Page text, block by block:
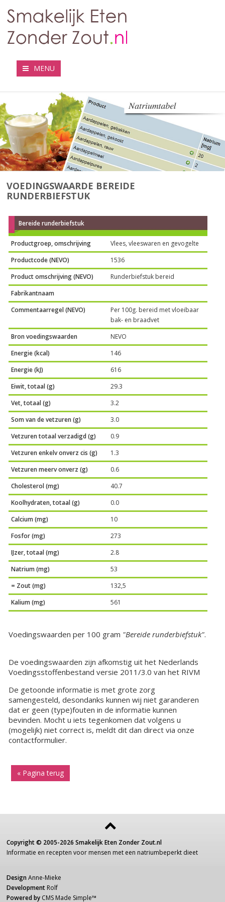
MENU
VOEDINGSWAARDE BEREIDE
RUNDERBIEFSTUK
Bereide runderbiefstuk
Productgroep, omschrijving
Vlees, vleeswaren en gevogelte
Productcode (NEVO)
1536
Product omschrijving (NEVO)
Runderbiefstuk bereid
Fabrikantnaam
Commentaarregel (NEVO)
Per 100g. bereid met vloeibaar
bak- en braadvet
Bron voedingswaarden
NEVO
Energie (kcal)
146
Energie (kJ)
616
Eiwit, totaal (g)
29.3
Vet, totaal (g)
3.2
Som van de vetzuren (g)
3.0
Vetzuren totaal verzadigd (g)
0.9
Vetzuren enkelv onverz cis (g)
1.3
Vetzuren meerv onverz (g)
0.6
Cholesterol (mg)
40.7
Koolhydraten, totaal (g)
0.0
Calcium (mg)
10
Fosfor (mg)
273
IJzer, totaal (mg)
2.8
Natrium (mg)
53
= Zout (mg)
132,5
Kalium (mg)
561
Voedingswaarden per 100 gram "Bereide runderbiefstuk".
De voedingswaarden zijn afkomstig uit het Nederlands
Voedingsstoffenbestand versie 2011/3.0 van het RIVM
De getoonde informatie is met grote zorg
samengesteld, desondanks kunnen wij niet garanderen
dat er geen (type)fouten in de informatie kunnen
bevinden. Mocht u iets tegenkomen dat volgens u
(mogelijk) niet correct is, meldt dit dan direct via onze
contactformulier.
« Pagina terug
Copyright © 2005-2026 Smakelijk Eten Zonder Zout.nl
Informatie en recepten voor mensen met een natriumbeperkt dieet
Design Anne-Mieke
Development Rolf
Powered by CMS Made Simple™